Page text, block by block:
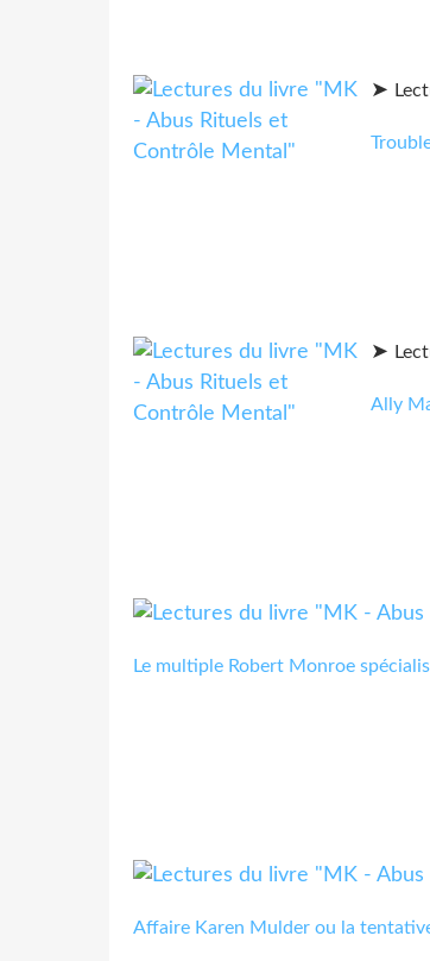
➤
➤
Ally
Le multiple Robert Monroe
Affaire Karen Mulder ou la